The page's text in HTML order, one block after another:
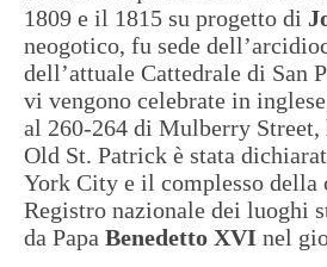
1809 e il 1815 su progetto di
neogotico, fu sede
dell’attuale Cattedrale di
vi vengono celebrate in
al 260-264 di Mulberry
Old St. Patrick è stata
York City e il complesso della
Registro nazionale dei luoghi
da Papa Benedetto XVI nel